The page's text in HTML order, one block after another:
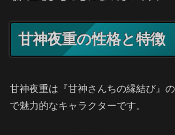
甘神夜重の性格と特徴
甘神夜重は『甘神さんちの縁結び』
で魅力的なキャラクターです。